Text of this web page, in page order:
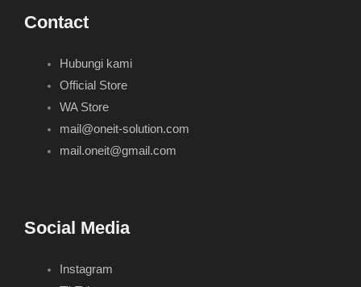
Contact
Hubungi kami
Official Store
WA Store
mail@oneit-solution.com
mail.oneit@gmail.com
Social Media
Instagram